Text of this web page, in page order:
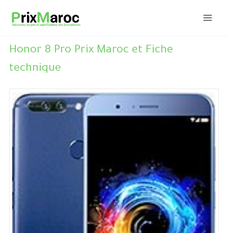
Honor 8 Pro Prix Maroc et Fiche
technique